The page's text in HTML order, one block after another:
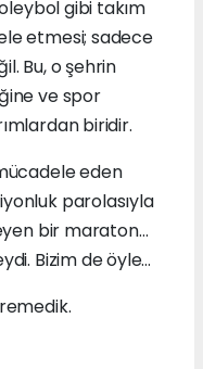
gibi takım
etmesi; sadece
Bu, o şehrin
ve spor
biridir.
eden
parolasıyla
bir maraton…
Bizim de öyle…